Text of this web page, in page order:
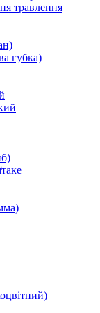
травлення
губка)